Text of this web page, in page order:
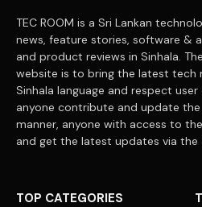
TEC ROOM is a Sri Lankan
news, feature stories, software &
and product reviews in Sinhala.
website is to bring the latest tech
Sinhala language and respect
anyone contribute and update
manner, anyone with access to
and get the latest updates via the
TOP CATEGORIES